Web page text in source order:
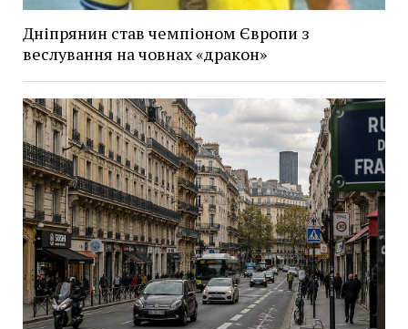
Дніпрянин став чемпіоном Європи з
веслування на човнах «дракон»